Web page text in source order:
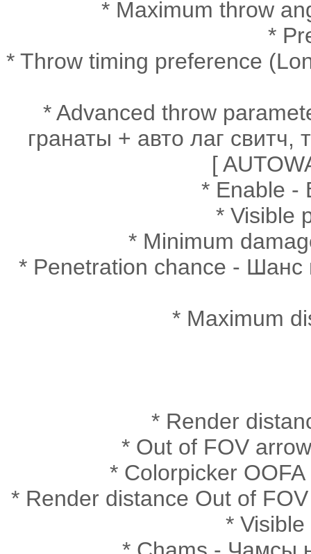
* Maximum throw
*
* Throw timing preference
* Advanced throw
гранаты + авто лаг
[
* Enable -
* Visible
* Minimum
* Penetration chance - Шанс
* Maximum
* Render
* Out of FOV
* Colorpicker
* Render distance Out of
*